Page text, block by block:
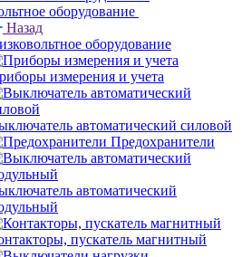
оборудование
Назад
оборудование
измерения и учета
автоматический силовой
Предохранители
автоматический
пускатель магнитный